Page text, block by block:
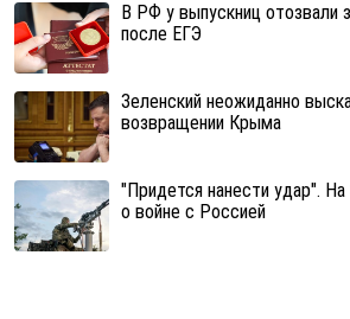
В РФ у выпускниц отозвали
после ЕГЭ
Зеленский неожиданно
возвращении Крыма
"Придется нанести удар".
о войне с Россией